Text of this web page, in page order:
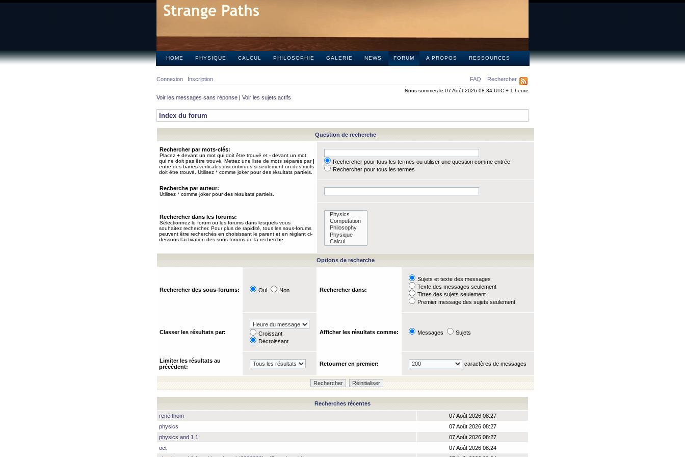
HOME PHYSIQUE CALCUL PHILOSOPHIE GALERIE NEWS FORUM A PROPOS RESSOURCES
FAQ Rechercher
Connexion Inscription
Nous sommes le 07 Août 2026 08:34 UTC + 1 heure
Voir les messages sans réponse | Voir les sujets actifs
Index du forum
Question de recherche
Rechercher par mots-clés:
Placez + devant un mot qui doit être trouvé et - devant un mot
qui ne doit pas être trouvé. Mettez une liste de mots séparés par|
entre des barres verticales discontinues si seulement un des mots
doit être trouvé. Utilisez * comme joker pour des résultats partiels.
Rechercher pour tous les termes ou utiliser une question comme entrée
Rechercher pour tous les termes
Recherche par auteur:
Utilisez * comme joker pour des résultats partiels.
Rechercher dans les forums:
Sélectionnez le forum ou les forums dans lesquels vous
souhaitez rechercher. Pour plus de rapidité, tous les sous-forums
peuvent être recherchés en choisissant le parent et en réglant ci-
dessous l’activation des sous-forums de la recherche.
Options de recherche
Rechercher des sous-forums: Oui Non Rechercher dans:
Sujets et texte des messages
Texte des messages seulement
Titres des sujets seulement
Premier message des sujets seulement
Classer les résultats par:
Croissant
Décroissant
Afficher les résultats comme: Messages Sujets
Limiter les résultats au
précédent:
Retourner en premier: caractères de messages
Recherches récentes
rené thom
07 Août 2026 08:27
physics
07 Août 2026 08:27
physics and 1 1
07 Août 2026 08:27
oct
07 Août 2026 08:24